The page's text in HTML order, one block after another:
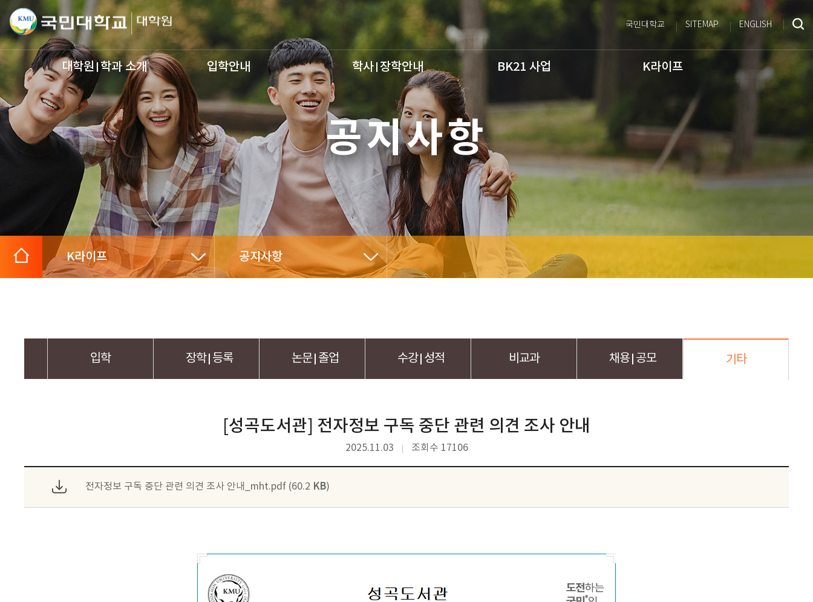
국민대학교 SITEMAP ENGLISH
대학원 학과 소개 입학안내 학사 장학안내 BK21 사업 K라이프
K라이프 공지사항
공지사항
입학 장학 등록 논문 졸업 수강 성적 비교과 채용 공모 기타
[성곡도서관] 전자정보 구독 중단 관련 의견 조사 안내
2025.11.03 조회수 17106
전자정보 구독 중단 관련 의견 조사 안내_mht.pdf (60.2 KB)